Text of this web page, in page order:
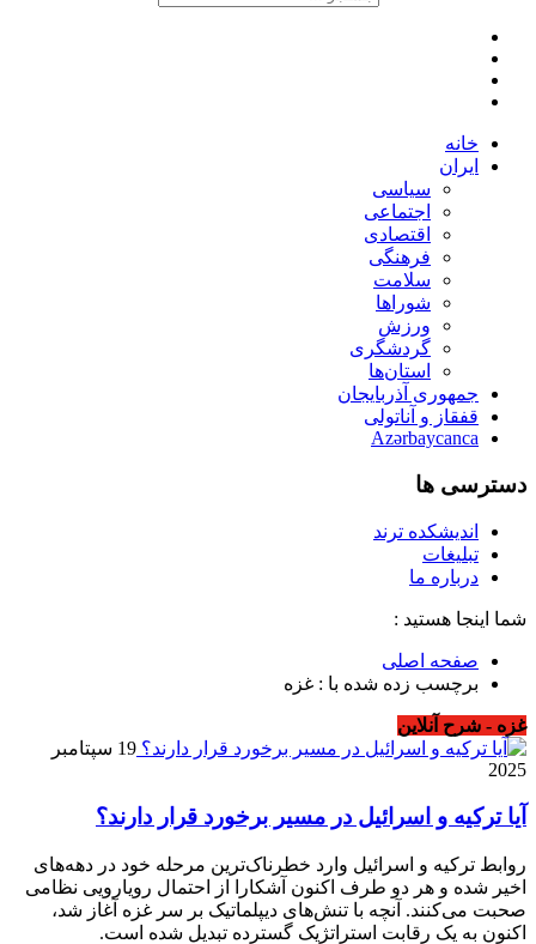
خانه
ایران
سیاسی
اجتماعی
اقتصادی
فرهنگی
سلامت
شوراها
ورزش
گردشگری
استان‌ها
جمهوری آذربایجان
قفقاز و آناتولی
Azərbaycanca
دسترسی ها
اندیشکده ترند
تبلیغات
درباره ما
شما اینجا هستید :
صفحه اصلی
برچسب زده شده با : غزه
غزه - شرح آنلاین
19 سپتامبر
2025
آیا ترکیه و اسرائیل در مسیر برخورد قرار دارند؟
روابط ترکیه و اسرائیل وارد خطرناک‌ترین مرحله خود در دهه‌های
اخیر شده و هر دو طرف اکنون آشکارا از احتمال رویارویی نظامی
صحبت می‌کنند. آنچه با تنش‌های دیپلماتیک بر سر غزه آغاز شد،
اکنون به یک رقابت استراتژیک گسترده تبدیل شده است.